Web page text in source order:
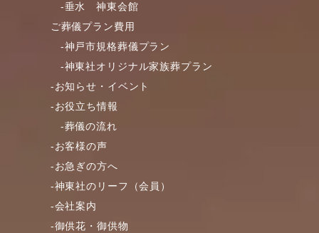
-垂水 神東会館
ご葬儀プラン費用
-神戸市規格葬儀プラン
-神東社オリジナル家族葬プラン
-お知らせ・イベント
-お役立ち情報
-葬儀の流れ
-お客様の声
-お急ぎの方へ
-神東社のリーフ（会員）
-会社案内
-御供花・御供物